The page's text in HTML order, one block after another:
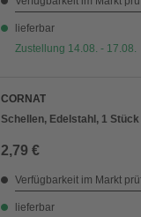
lieferbar
Zustellung 14.08. - 17.08.
CORNAT
Schellen, Edelstahl, 1 Stück
2,79 €
Verfügbarkeit im Markt
lieferbar